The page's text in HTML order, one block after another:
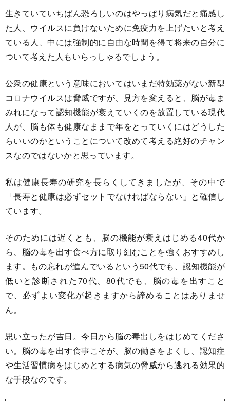
生きていていちばん恐ろしいのはやっぱり病気だと痛感し
た人、ウイルスに負けないために免疫力を上げたいと考え
ている人、中には強制的に自由な時間を得て将来の自分に
ついて考えた人もいらっしゃるでしょう。
公衆の健康という意味においてはいまだ特効薬がない新型
コロナウイルスは脅威ですが、見方を変えると、脳が毒ま
みれになって認知機能が衰えていくのを放置している現代
人が、脳も体も健康なままで年をとっていくにはどうした
らいいのかということについて改めて考える絶好のチャン
スなのではないかと思っています。
私は健康長寿の研究を長らくしてきましたが、その中で
「長寿と健康は必ずセットでなければならない」と確信し
ています。
そのためには遅くとも、脳の機能が衰えはじめる40代か
ら、脳の毒を出す食べ方に取り組むことを強くおすすめし
ます。もの忘れが進んでいるという50代でも、認知機能が
低いと診断された70代、80代でも、脳の毒を出すこと
で、必ずよい変化が起きますから諦めることはありませ
ん。
思い立ったが吉日。今日から脳の毒出しをはじめてくださ
い。脳の毒を出す食事こそが、脳の働きをよくし、認知症
や生活習慣病をはじめとする病気の脅威から逃れる効果的
な手段なのです。